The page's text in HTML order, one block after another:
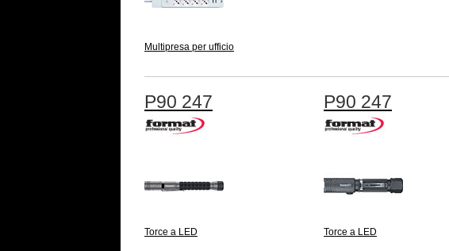
Multipresa per ufficio
P90 247
Torce a LED
P90 247
Torce a LED